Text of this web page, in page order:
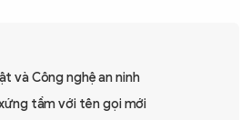
và Công nghệ an ninh
tầm với tên gọi mới